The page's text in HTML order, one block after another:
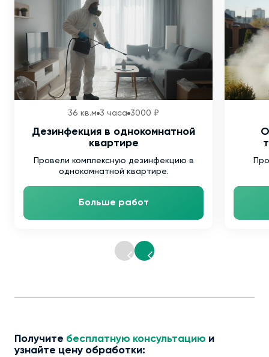
36 кв.м 3 часа 3000 ₽
Дезинфекция в однокомнатной
квартире
Провели комплексную дезинфекцию в
однокомнатной квартире.
Больше работ
Получите бесплатную консультацию и
узнайте цену обработки: